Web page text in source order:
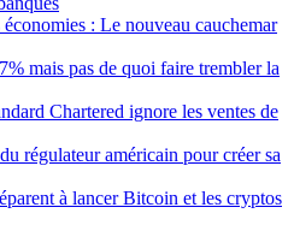
: Le nouveau cauchemar
mais pas de quoi faire trembler la
Chartered ignore les ventes de
régulateur américain pour créer sa
à lancer Bitcoin et les cryptos